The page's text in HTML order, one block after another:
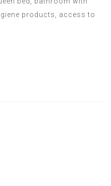
products, access to